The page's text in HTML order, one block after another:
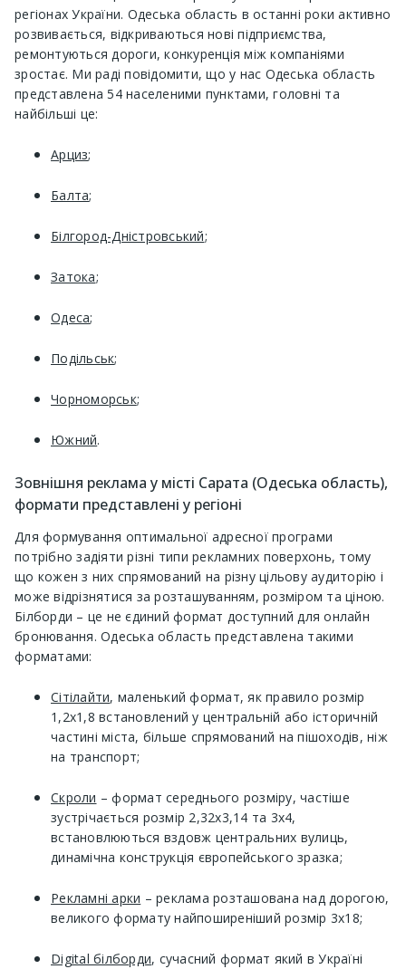
регіонах України. Одеська область в останні роки активно
розвивається, відкриваються нові підприємства,
ремонтуються дороги, конкуренція між компаніями
зростає. Ми раді повідомити, що у нас Одеська область
представлена ​​54 населеними пунктами, головні та
найбільші це:
Арциз;
Балта;
Білгород-Дністровський;
Затока;
Одеса;
Подільськ;
Чорноморськ;
Южний.
Зовнішня реклама у місті Сарата (Одеська область),
формати представлені у регіоні
Для формування оптимальної адресної програми
потрібно задіяти різні типи рекламних поверхонь, тому
що кожен з них спрямований на різну цільову аудиторію і
може відрізнятися за розташуванням, розміром та ціною.
Білборди – це не єдиний формат доступний для онлайн
бронювання. Одеська область представлена ​​такими
форматами:
Сітілайти, маленький формат, як правило розмір
1,2х1,8 встановлений у центральній або історичній
частині міста, більше спрямований на пішоходів, ніж
на транспорт;
Скроли – формат середнього розміру, частіше
зустрічається розмір 2,32х3,14 та 3х4,
встановлюються вздовж центральних вулиць,
динамічна конструкція європейського зразка;
Рекламні арки – реклама розташована над дорогою,
великого формату найпоширеніший розмір 3х18;
Digital білборди, сучасний формат який в Україні